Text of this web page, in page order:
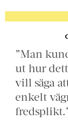
”Man
ut hur
vill säga
enkelt